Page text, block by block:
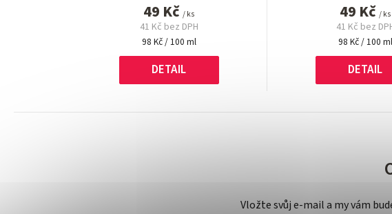
49 Kč / ks
41 Kč bez DPH
Měrná
98 Kč / 100 ml
DETAIL
49 Kč / ks
41 Kč bez
Měrná
98 Kč / 100 ml
DETAIL
Vložte svůj e-mail a my vám